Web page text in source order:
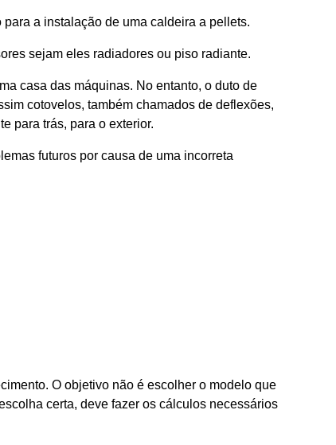
a instalação de uma caldeira a pellets.
sejam eles radiadores ou piso radiante.
casa das máquinas. No entanto, o duto de
cotovelos, também chamados de deflexões,
para trás, para o exterior.
futuros por causa de uma incorreta
O objetivo não é escolher o modelo que
certa, deve fazer os cálculos necessários